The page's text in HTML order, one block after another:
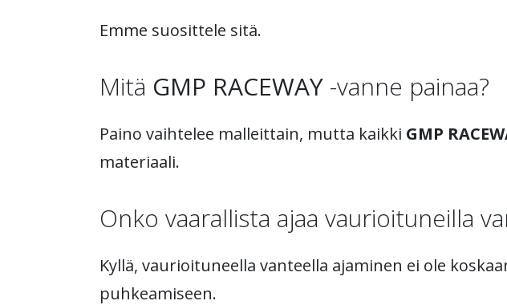
Emme suosittele sitä.
Mitä GMP RACEWAY -vanne painaa?
Paino vaihtelee malleittain, mutta kaikki GMP
materiaali.
Onko vaarallista ajaa vaurioituneilla
Kyllä, vaurioituneella vanteella ajaminen ei ole
puhkeamiseen.